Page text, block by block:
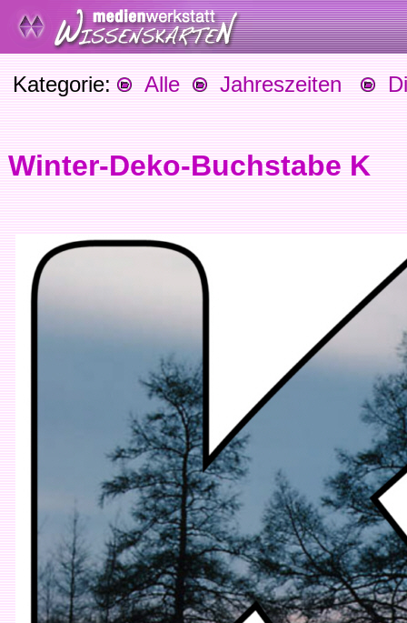
Kategorie: Alle Jahreszeiten
Winter-Deko-Buchstabe K